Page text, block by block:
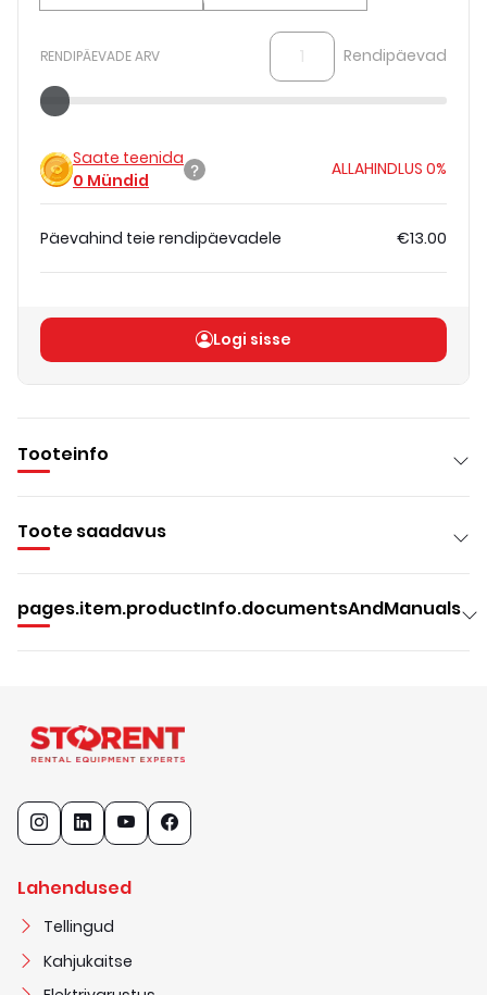
RENDIPÄEVADE ARV Rendipäevad
Saate teenida
0 Mündid
ALLAHINDLUS 0%
Päevahind teie rendipäevadele €13.00
Logi sisse
Tooteinfo
Toote saadavus
pages.item.productInfo.documentsAndManuals
Lahendused
Tellingud
Kahjukaitse